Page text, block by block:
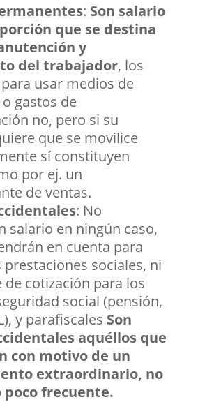
: Son salario
que se destina
y
del trabajador, los
usar medios de
gastos de
no, pero si su
que se movilice
sí constituyen
por ej. un
de ventas.
: No
salario en ningún caso,
en cuenta para
sociales, ni
de cotización para los
social (pensión,
y parafiscales Son
aquéllos que
con motivo de un
extraordinario, no
frecuente.